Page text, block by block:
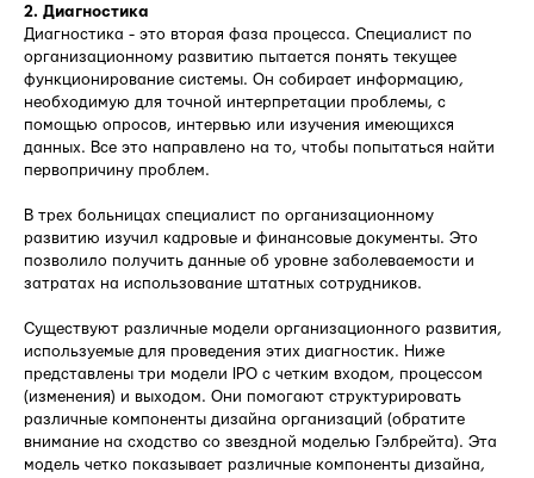
2. Диагностика
Диагностика - это вторая фаза процесса. Специалист по
организационному развитию пытается понять текущее
функционирование системы. Он собирает информацию,
необходимую для точной интерпретации проблемы, с
помощью опросов, интервью или изучения имеющихся
данных. Все это направлено на то, чтобы попытаться найти
первопричину проблем.
В трех больницах специалист по организационному
развитию изучил кадровые и финансовые документы. Это
позволило получить данные об уровне заболеваемости и
затратах на использование штатных сотрудников.
Существуют различные модели организационного развития,
используемые для проведения этих диагностик. Ниже
представлены три модели IPO с четким входом, процессом
(изменения) и выходом. Они помогают структурировать
различные компоненты дизайна организаций (обратите
внимание на сходство со звездной моделью Гэлбрейта). Эта
модель четко показывает различные компоненты дизайна,